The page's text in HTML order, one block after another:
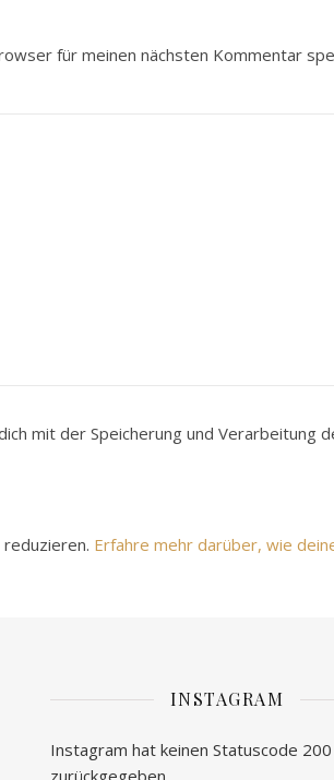
für meinen nächsten Kommentar
mit der Speicherung und Verarbeitung
Erfahre mehr darüber, wie
INSTAGRAM
Instagram hat keinen Statuscode 200
zurückgegeben.